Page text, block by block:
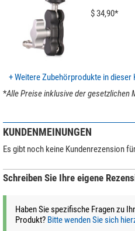
$ 34,90*
+ Weitere Zubehörprodukte in dieser
*Alle Preise inklusive der gesetzlichen
KUNDENMEINUNGEN
Es gibt noch keine Kundenrezension
Schreiben Sie Ihre eigene
Haben Sie spezifische Fragen zu
Produkt? Bitte wenden Sie sich